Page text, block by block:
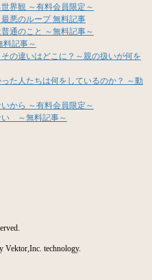
界観 ～有料会員限定～
悪のループ 無料記事
通のこと ～無料記事～
記事～
の違いはどこに？～親の扱いが何を
た人たちは何をしているのか？ ～動
から ～有料会員限定～
い ～無料記事～
Vektor,Inc. technology.